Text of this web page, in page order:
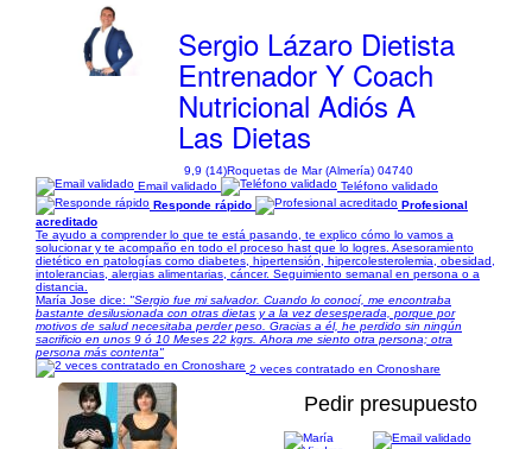
Sergio Lázaro Dietista
Entrenador Y Coach
Nutricional Adiós A
Las Dietas
9,9 (14)Roquetas de Mar (Almería) 04740
Email validado
Teléfono validado
Responde rápido
Profesional
acreditado
Te ayudo a comprender lo que te está pasando, te explico cómo lo vamos a
solucionar y te acompaño en todo el proceso hast que lo logres. Asesoramiento
dietético en patologías como diabetes, hipertensión, hipercolesterolemia, obesidad,
intolerancias, alergias alimentarias, cáncer. Seguimiento semanal en persona o a
distancia.
María Jose dice: "Sergio fue mi salvador. Cuando lo conocí, me encontraba
bastante desilusionada con otras dietas y a la vez desesperada, porque por
motivos de salud necesitaba perder peso. Gracias a él, he perdido sin ningún
sacrificio en unos 9 ó 10 Meses 22 kgrs. Ahora me siento otra persona; otra
persona más contenta"
2 veces contratado en Cronoshare
Pedir presupuesto